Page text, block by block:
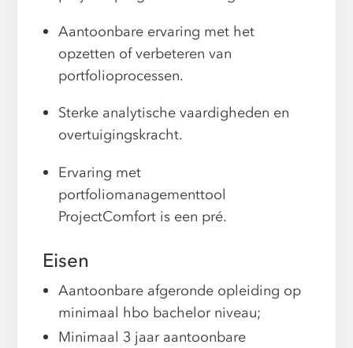
Aantoonbare ervaring met het
opzetten of verbeteren van
portfolioprocessen.
Sterke analytische vaardigheden en
overtuigingskracht.
Ervaring met
portfoliomanagementtool
ProjectComfort is een pré.
Eisen
Aantoonbare afgeronde opleiding op
minimaal hbo bachelor niveau;
Minimaal 3 jaar aantoonbare